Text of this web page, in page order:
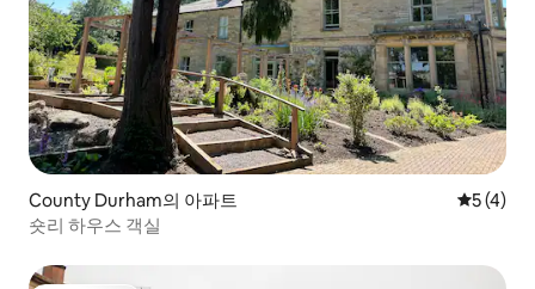
County Durham의 아파트 평점 5점
5 (4)
숏리 하우스 객실